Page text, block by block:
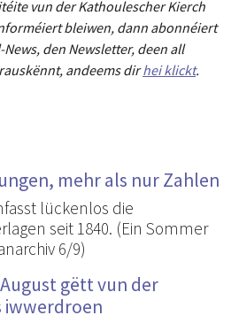
e vun der Kathoulescher Kierch
bleiwen, dann abonnéiert
den Newsletter, deen all
andeems dirhei klickt.
mehr als nur Zahlen
lückenlos die
seit 1840. (Ein Sommer
6/9)
August gëtt vun der
iwwerdroen